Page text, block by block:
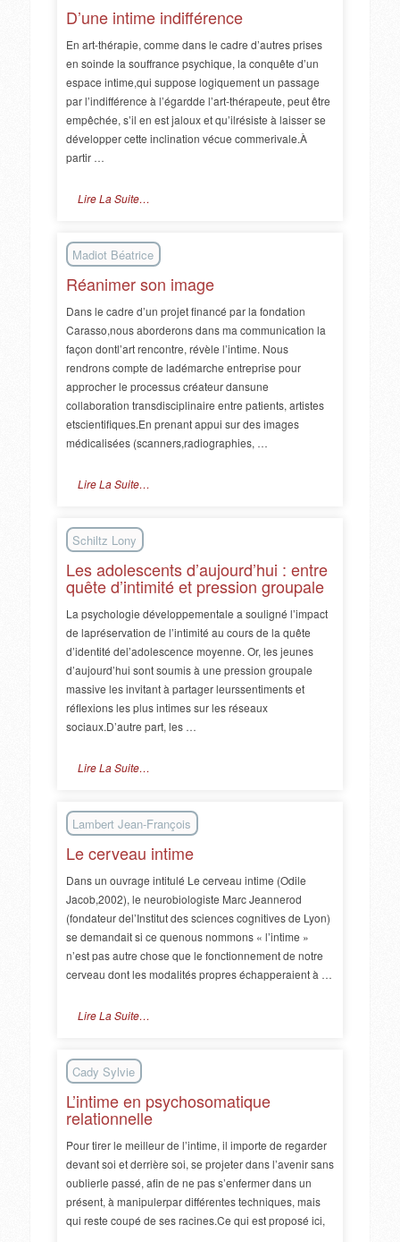
D’une intime indifférence
En art-thérapie, comme dans le cadre d’autres prises
en soinde la souffrance psychique, la conquête d’un
espace intime,qui suppose logiquement un passage
par l’indifférence à l’égardde l’art-thérapeute, peut être
empêchée, s’il en est jaloux et qu’ilrésiste à laisser se
développer cette inclination vécue commerivale.À
partir …
Lire La Suite…
Madiot Béatrice
Réanimer son image
Dans le cadre d’un projet financé par la fondation
Carasso,nous aborderons dans ma communication la
façon dontl’art rencontre, révèle l’intime. Nous
rendrons compte de ladémarche entreprise pour
approcher le processus créateur dansune
collaboration transdisciplinaire entre patients, artistes
etscientifiques.En prenant appui sur des images
médicalisées (scanners,radiographies, …
Lire La Suite…
Schiltz Lony
Les adolescents d’aujourd’hui : entre
quête d’intimité et pression groupale
La psychologie développementale a souligné l’impact
de lapréservation de l’intimité au cours de la quête
d’identité del’adolescence moyenne. Or, les jeunes
d’aujourd’hui sont soumis à une pression groupale
massive les invitant à partager leurssentiments et
réflexions les plus intimes sur les réseaux
sociaux.D’autre part, les …
Lire La Suite…
Lambert Jean-François
Le cerveau intime
Dans un ouvrage intitulé Le cerveau intime (Odile
Jacob,2002), le neurobiologiste Marc Jeannerod
(fondateur del’Institut des sciences cognitives de Lyon)
se demandait si ce quenous nommons « l’intime »
n’est pas autre chose que le fonctionnement de notre
cerveau dont les modalités propres échapperaient à …
Lire La Suite…
Cady Sylvie
L’intime en psychosomatique
relationnelle
Pour tirer le meilleur de l’intime, il importe de regarder
devant soi et derrière soi, se projeter dans l’avenir sans
oublierle passé, afin de ne pas s’enfermer dans un
présent, à manipulerpar différentes techniques, mais
qui reste coupé de ses racines.Ce qui est proposé ici,
…